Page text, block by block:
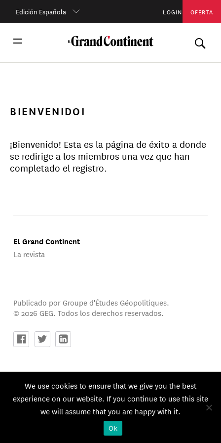
Edición Española LOGIN OFERTA
BIENVENIDOI
¡Bienvenido! Esta es la página de éxito a donde
se redirige a los miembros una vez que han
completado el registro.
El Grand Continent
La revista
Publicado por Groupe d'Études Géopolitiques.
© 2026 GEG. Todos los derechos reservados.
We use cookies to ensure that we give you the best
experience on our website. If you continue to use this site
we will assume that you are happy with it.
Ok